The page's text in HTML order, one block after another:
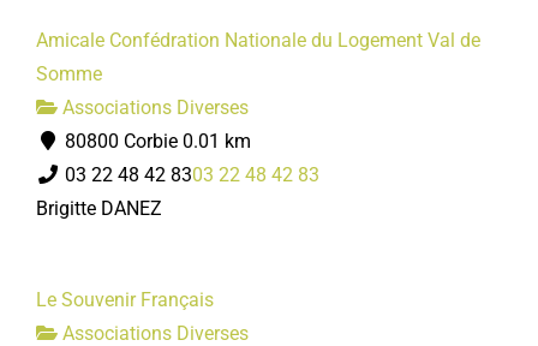
Amicale Confédration Nationale du Logement Val de
Somme
Associations Diverses
80800 Corbie 0.01 km
03 22 48 42 8303 22 48 42 83
Brigitte DANEZ
Le Souvenir Français
Associations Diverses